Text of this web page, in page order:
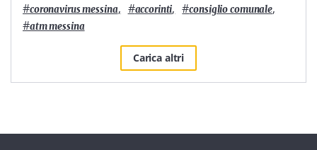
#coronavirus messina, #accorinti, #consiglio comunale,
#atm messina
Carica altri